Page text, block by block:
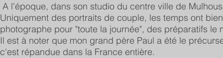
A l'époque, dans son studio du centre ville de
Uniquement des portraits de couple, les temps ont
photographe pour "toute la journée", des préparatifs
Il est à noter que mon grand père Paul a été le
c'est répandue dans la France entière.